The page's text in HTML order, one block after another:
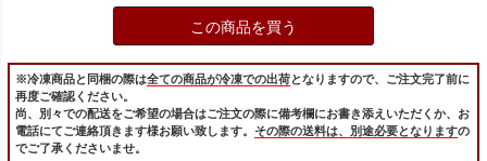
この商品を買う
※冷凍商品と同梱の際は全ての商品が冷凍での出荷となりますので、ご注文完了前に
再度ご確認ください。
尚、別々での配送をご希望の場合はご注文の際に備考欄にお書き添えいただくか、お
電話にてご連絡頂きます様お願い致します。 その際の送料は、別途必要となりますの
でご了承くださいませ。